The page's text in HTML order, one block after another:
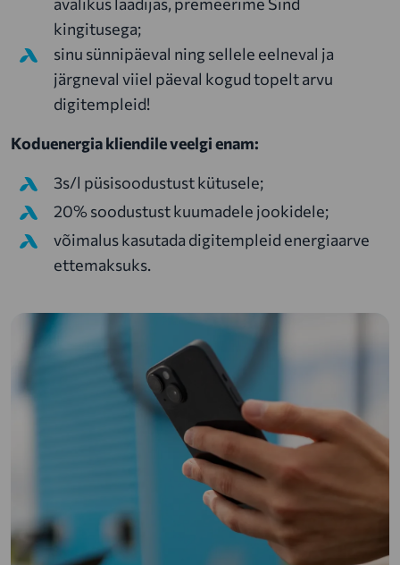
kingitusega;
sinu sünnipäeval ning sellele eelneval ja
järgneval viiel päeval kogud topelt arvu
digitempleid!
Koduenergia kliendile veelgi enam:
3s/l püsisoodustust kütusele;
20% soodustust kuumadele jookidele;
võimalus kasutada digitempleid energiaarve
ettemaksuks.